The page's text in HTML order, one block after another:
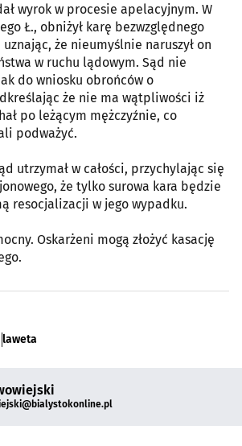
wyrok w procesie apelacyjnym. W
Ł., obniżył karę bezwzględnego
że nieumyślnie naruszył on
w ruchu lądowym. Sąd nie
do wniosku obrońców o
że nie ma wątpliwości iż
po leżącym mężczyźnie, co
podważyć.
utrzymał w całości, przychylając się
że tylko surowa kara będzie
resocjalizacji w jego wypadku.
Oskarżeni mogą złożyć kasację
laweta